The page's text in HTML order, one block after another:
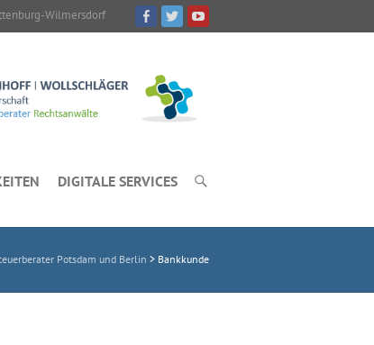
Wilmersdorf
DIGITALE SERVICES
Potsdam und Berlin > Bankkunde